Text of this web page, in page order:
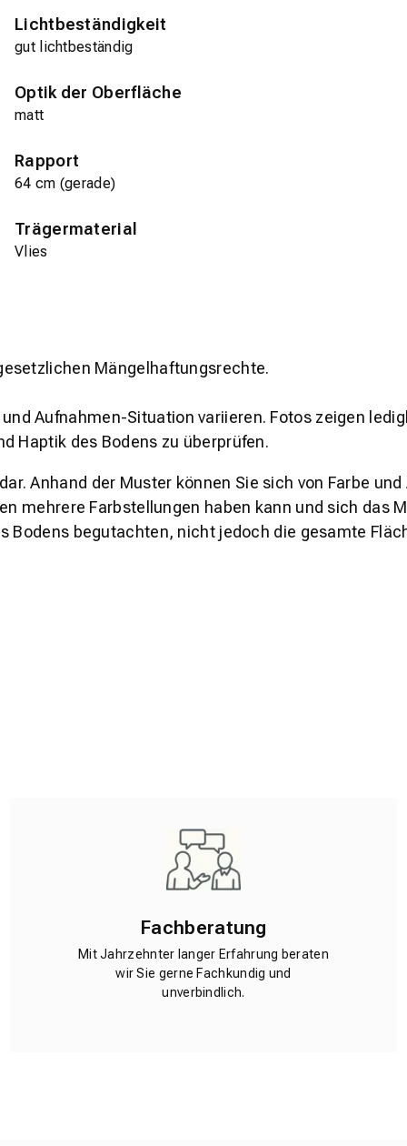
Lichtbeständigkeit
gut lichtbeständig
Optik der Oberfläche
matt
Rapport
64 cm (gerade)
Trägermaterial
Vlies
Mängelhaftungsrechte.
Aufnahmen-Situation variieren. Fotos zeigen
Haptik des Bodens zu überprüfen.
Anhand der Muster können Sie sich von Farbe
mehrere Farbstellungen haben kann und sich das
begutachten, nicht jedoch die gesamte
Fachberatung
Mit Jahrzehnter langer Erfahrung beraten
wir Sie gerne Fachkundig und
unverbindlich.